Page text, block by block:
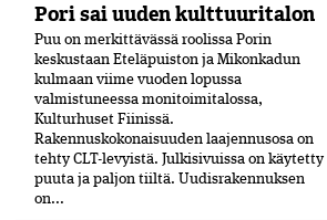
Pori sai uuden kulttuuritalon
Puu on merkittävässä roolissa Porin
keskustaan Eteläpuiston ja Mikonkadun
kulmaan viime vuoden lopussa
valmistuneessa moni­toimitalossa,
Kulturhuset Fiinissä.
Rakennuskokonaisuuden laajennusosa on
tehty CLT-levyistä. Julkisivuissa on käytetty
puuta ja paljon tiiltä. Uudisrakennuksen
on...